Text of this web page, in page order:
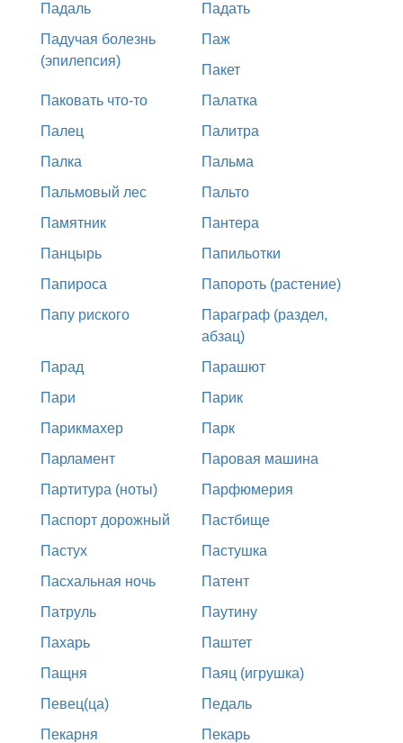
Падаль
Падать
Падучая болезнь
(эпилепсия)
Паж
Пакет
Паковать что-то
Палатка
Палец
Палитра
Палка
Пальма
Пальмовый лес
Пальто
Памятник
Пантера
Панцырь
Папильотки
Папироса
Папороть (растение)
Папу риского
Параграф (раздел,
абзац)
Парад
Парашют
Пари
Парик
Парикмахер
Парк
Парламент
Паровая машина
Партитура (ноты)
Парфюмерия
Паспорт дорожный
Пастбище
Пастух
Пастушка
Пасхальная ночь
Патент
Патруль
Паутину
Пахарь
Паштет
Пащня
Паяц (игрушка)
Певец(ца)
Педаль
Пекарня
Пекарь